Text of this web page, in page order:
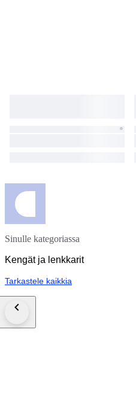
Sinulle kategoriassa
Kengät ja lenkkarit
Tarkastele kaikkia